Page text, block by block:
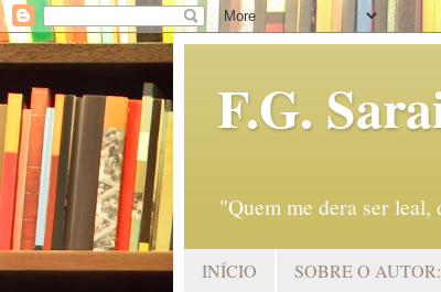
F.G.
"Quem me dera ser
INÍCIO SOBRE O AUTOR: